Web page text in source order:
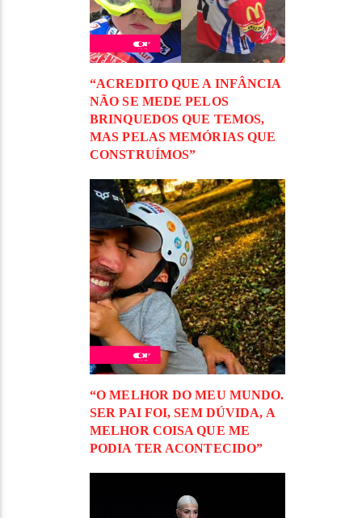
“ACREDITO QUE A INFÂNCIA
NÃO SE MEDE PELOS
BRINQUEDOS QUE TEMOS,
MAS PELAS MEMÓRIAS QUE
CONSTRUÍMOS”
“O MELHOR DO MEU MUNDO.
SER PAI FOI, SEM DÚVIDA, A
MELHOR COISA QUE ME
PODIA TER ACONTECIDO”